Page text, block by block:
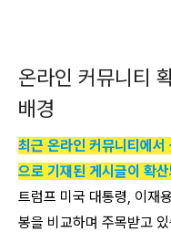
온라인 커뮤니티
배경
최근 온라인 커뮤니티에
으로 기재된 게시글이 확
트럼프 미국 대통령, 이재
봉을 비교하며 주목받고